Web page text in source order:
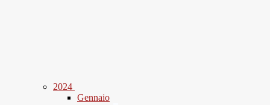
2024
Gennaio